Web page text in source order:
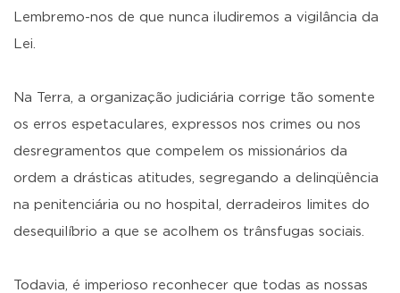
Lembremo-nos de que nunca iludiremos a vigilância da
Lei.
Na Terra, a organização judiciária corrige tão somente
os erros espetaculares, expressos nos crimes ou nos
desregramentos que compelem os missionários da
ordem a drásticas atitudes, segregando a delinqüência
na penitenciária ou no hospital, derradeiros limites do
desequilíbrio a que se acolhem os trânsfugas sociais.
Todavia, é imperioso reconhecer que todas as nossas